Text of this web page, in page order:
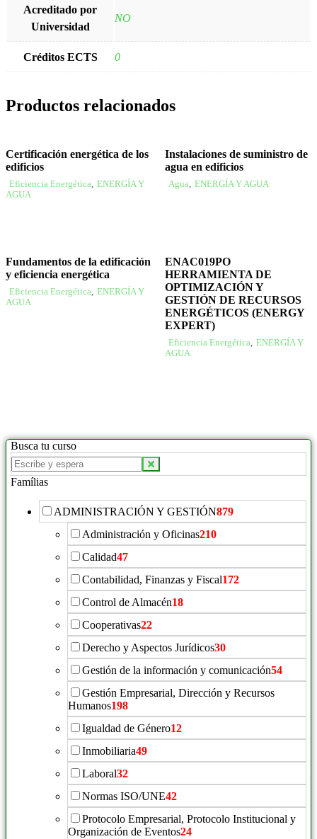
Acreditado por
Universidad
NO
Créditos ECTS 0
Productos relacionados
Certificación energética de los
edificios
Eficiencia Energética
ENERGÍA Y
AGUA
Instalaciones de suministro de
agua en edificios
Agua ENERGÍA Y AGUA
Fundamentos de la edificación
y eficiencia energética
Eficiencia Energética, ENERGÍA Y
AGUA
ENAC019PO
HERRAMIENTA DE
OPTIMIZACIÓN Y
GESTIÓN DE RECURSOS
ENERGÉTICOS (ENERGY
EXPERT)
Eficiencia Energética, ENERGÍA Y
AGUA
Busca tu curso
Famílias
ADMINISTRACIÓN Y GESTIÓN879
Administración y Oficinas210
Calidad47
Contabilidad, Finanzas y Fiscal172
Control de Almacén18
Cooperativas22
Derecho y Aspectos Jurídicos30
Gestión de la información y comunicación54
Gestión Empresarial, Dirección y Recursos
Humanos198
Igualdad de Género12
Inmobiliaria49
Laboral32
Normas ISO/UNE42
Protocolo Empresarial, Protocolo Institucional y
Organización de Eventos24